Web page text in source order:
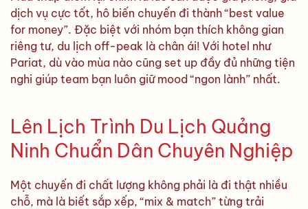
dịch vụ cực tốt, hô biến chuyến đi thành “best value
for money”. Đặc biệt với nhóm bạn thích không gian
riêng tư, du lịch off-peak là chân ái! Với hotel như
Pariat, dù vào mùa nào cũng set up đầy đủ những tiện
nghi giúp team bạn luôn giữ mood “ngon lành” nhất.
Lên Lịch Trình Du Lịch Quảng
Ninh Chuẩn Dân Chuyên Nghiệp
Một chuyến đi chất lượng không phải là đi thật nhiều
chỗ, mà là biết sắp xếp, “mix & match” từng trải